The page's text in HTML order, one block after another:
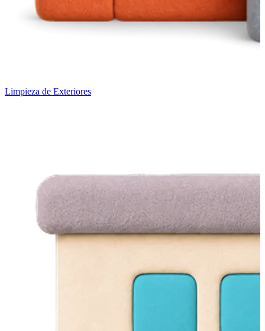
Limpieza de Exteriores